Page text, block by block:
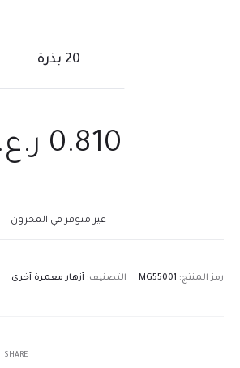
20 بذرة
0.810 ر.ع.
غير متوفر في المخزون
رمز المنتج: MG55001 التصنيف: أزهار معمرة أخرى
SHARE